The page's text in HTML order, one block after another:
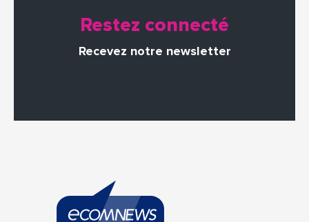
Restez connecté
Recevez notre newsletter